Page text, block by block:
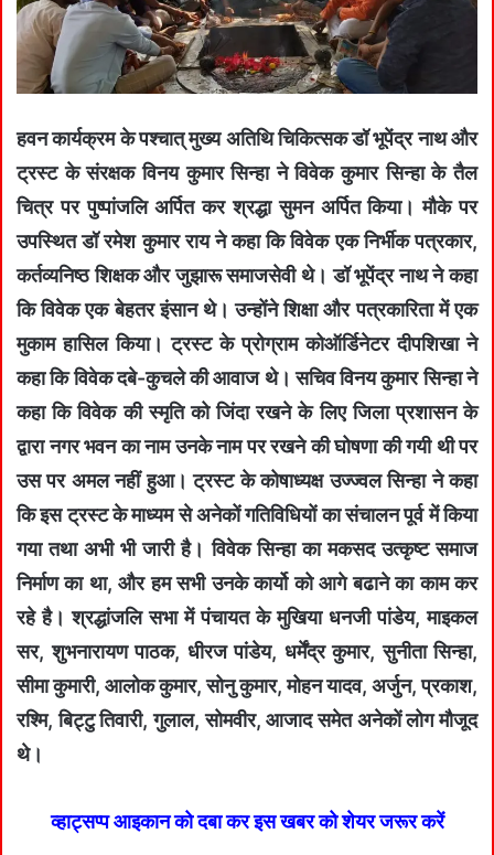
हवन कार्यक्रम के पश्चात् मुख्य अतिथि चिकित्सक डॉ भूपेंद्र नाथ और
ट्रस्ट के संरक्षक विनय कुमार सिन्हा ने विवेक कुमार सिन्हा के तैल
चित्र पर पुष्पांजलि अर्पित कर श्रद्धा सुमन अर्पित किया। मौके पर
उपस्थित डॉ रमेश कुमार राय ने कहा कि विवेक एक निर्भीक पत्रकार,
कर्तव्यनिष्ठ शिक्षक और जुझारू समाजसेवी थे। डॉ भूपेंद्र नाथ ने कहा
कि विवेक एक बेहतर इंसान थे। उन्होंने शिक्षा और पत्रकारिता में एक
मुकाम हासिल किया। ट्रस्ट के प्रोग्राम कोऑर्डिनेटर दीपशिखा ने
कहा कि विवेक दबे-कुचले की आवाज थे। सचिव विनय कुमार सिन्हा ने
कहा कि विवेक की स्मृति को जिंदा रखने के लिए जिला प्रशासन के
द्वारा नगर भवन का नाम उनके नाम पर रखने की घोषणा की गयी थी पर
उस पर अमल नहीं हुआ। ट्रस्ट के कोषाध्यक्ष उज्ज्वल सिन्हा ने कहा
कि इस ट्रस्ट के माध्यम से अनेकों गतिविधियों का संचालन पूर्व में किया
गया तथा अभी भी जारी है। विवेक सिन्हा का मकसद उत्कृष्ट समाज
निर्माण का था, और हम सभी उनके कार्यो को आगे बढाने का काम कर
रहे है। श्रद्धांजलि सभा में पंचायत के मुखिया धनजी पांडेय, माइकल
सर, शुभनारायण पाठक, धीरज पांडेय, धर्मेंद्र कुमार, सुनीता सिन्हा,
सीमा कुमारी, आलोक कुमार, सोनु कुमार, मोहन यादव, अर्जुन, प्रकाश,
रश्मि, बिट्टु तिवारी, गुलाल, सोमवीर, आजाद समेत अनेकों लोग मौजूद
थे।
व्हाट्सप्प आइकान को दबा कर इस खबर को शेयर जरूर करें